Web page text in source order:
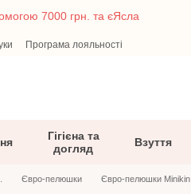
7000 грн. та єЯсла
Програма лояльності
Гігієна та
догляд
Взуття
Євро-пелюшки Євро-пелюшки Minikin